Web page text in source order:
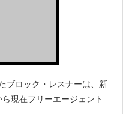
ブロック・レスナーは、新
現在フリーエージェント